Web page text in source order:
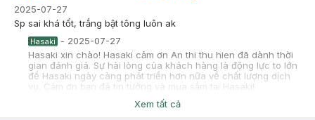
2025-07-27
Sp sai khá tốt, trắng bật tông luôn ak
Hasaki - 2025-07-27
Hasaki xin chào! Hasaki cảm ơn An thi thu hien đã dành thời
gian đánh giá. Sự hài lòng của khách hàng là động lực to lớn
để Hasaki ngày càng phát triển hơn nữa về chất lượng dịch
vụ. Cảm ơn bạn đã tin tưởng và mua sắm tại Hasaki!
Khánh Chi PhạmXem tất cả